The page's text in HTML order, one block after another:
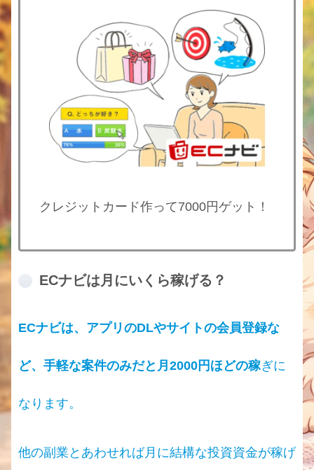
クレジットカード作って7000円ゲット！
ECナビは月にいくら稼げる？
ECナビは、アプリのDLやサイトの会員登録な
ど、手軽な案件のみだと月2000円ほどの稼ぎに
なります。
他の副業とあわせれば月に結構な投資資金が稼げ